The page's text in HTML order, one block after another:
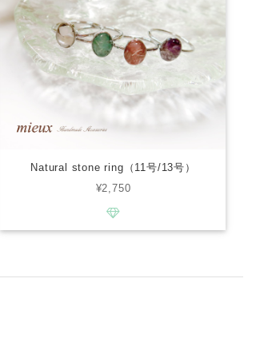
Natural stone ring（11号/13号）
¥2,750